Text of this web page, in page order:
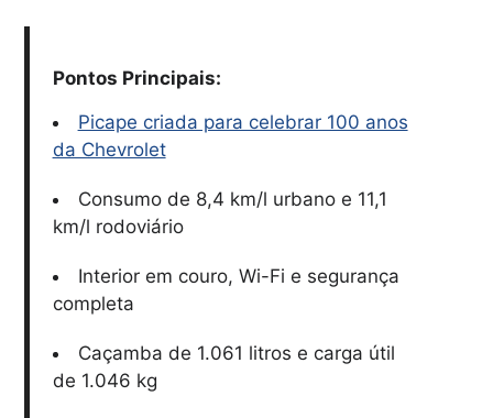
Pontos Principais:
Picape criada para celebrar 100 anos
da Chevrolet
Consumo de 8,4 km/l urbano e 11,1
km/l rodoviário
Interior em couro, Wi-Fi e segurança
completa
Caçamba de 1.061 litros e carga útil
de 1.046 kg